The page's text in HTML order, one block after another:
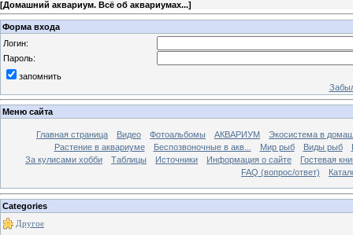
[Домашний аквариум. Всё об аквариумах...]
Форма входа
Логин:
Пароль:
запомнить
Меню сайта
Главная страница Видео Фотоальбомы АКВАРИУМ
Экосистема в
Растение в аквариуме
Беспозвоночные в акв... Мир рыб Виды рыб
За кулисами хобби
Таблицы Источники Информация о сайте
Гостевая
FAQ (вопрос/ответ)
Categories
Другое